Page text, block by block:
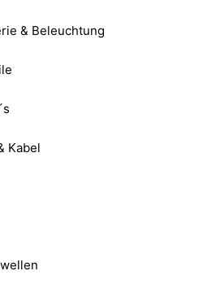
& Beleuchtung
Kabel